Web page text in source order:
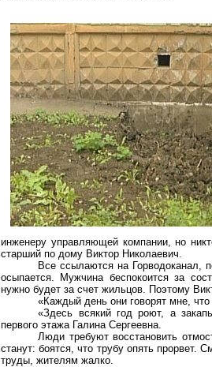
инженеру управляющей компании, но
старший по дому Виктор Николаевич.
Все ссылаются на Горводоканал,
осыпается. Мужчина беспокоится за
нужно будет за счет жильцов. Поэтому
«Каждый день они говорят мне,
«Здесь всякий год роют, а
первого этажа Галина Сергеевна.
Люди требуют восстановить
станут: боятся, что трубу опять
труды, жителям жалко.